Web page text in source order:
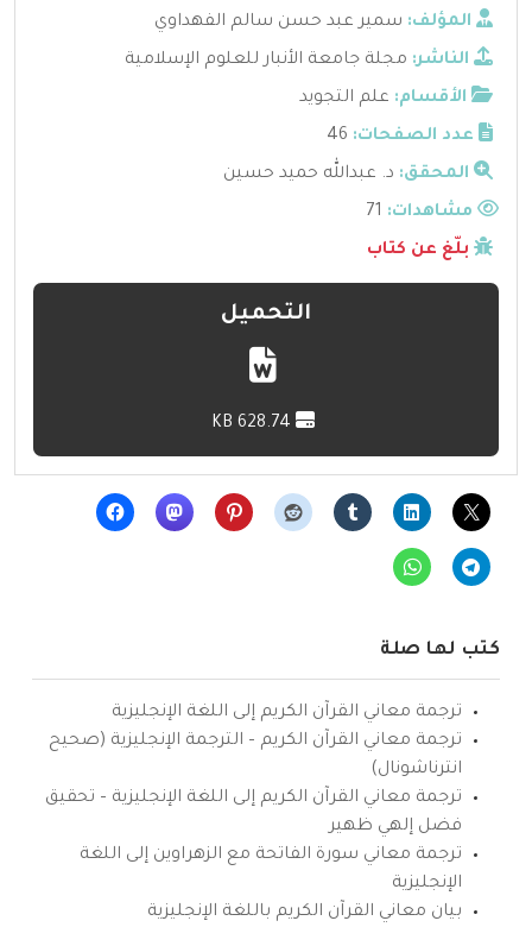
المؤلف: سمير عبد حسن سالم الفهداوي
الناشر: مجلة جامعة الأنبار للعلوم الإسلامية
الأقسام: علم التجويد
عدد الصفحات: 46
المحقق: د. عبدالله حميد حسين
مشاهدات:
بلّغ عن كتاب
التحميل
كتب لها صلة
ترجمة معاني القرآن الكريم إلى اللغة الإنجليزية
ترجمة معاني القرآن الكريم – الترجمة الإنجليزية (صحيح
انترناشونال)
ترجمة معاني القرآن الكريم إلى اللغة الإنجليزية – تحقيق
فضل إلهي ظهير
ترجمة معاني سورة الفاتحة مع الزهراوين إلى اللغة
الإنجليزية
بيان معاني القرآن الكريم باللغة الإنجليزية